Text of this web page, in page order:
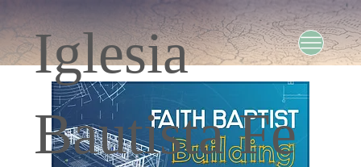
Iglesia
Bautista Fe